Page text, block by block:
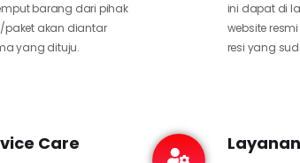
barang dari pihak
akan diantar
yang dituju.
ini dapat di
website
resi yang
Care